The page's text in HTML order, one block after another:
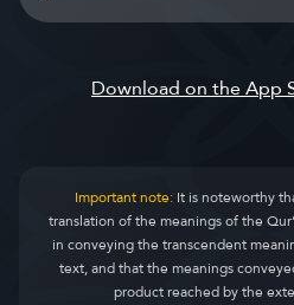
Important note:It is noteworthy
translation of the meanings of the
in conveying the transcendent
text, and that the meanings
product reached by the